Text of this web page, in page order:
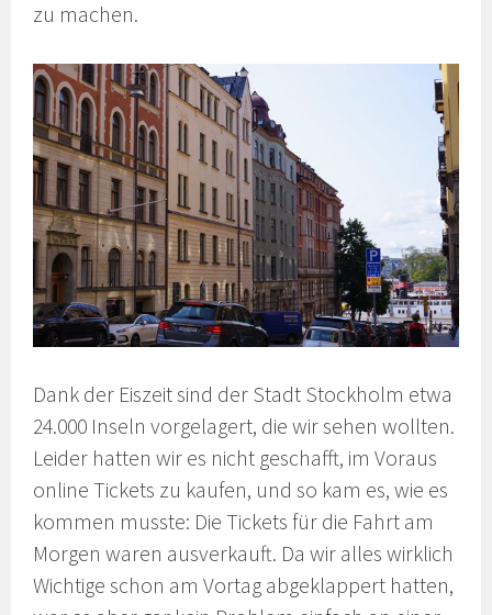
zu machen.
Dank der Eiszeit sind der Stadt Stockholm etwa
24.000 Inseln vorgelagert, die wir sehen wollten.
Leider hatten wir es nicht geschafft, im Voraus
online Tickets zu kaufen, und so kam es, wie es
kommen musste: Die Tickets für die Fahrt am
Morgen waren ausverkauft. Da wir alles wirklich
Wichtige schon am Vortag abgeklappert hatten,